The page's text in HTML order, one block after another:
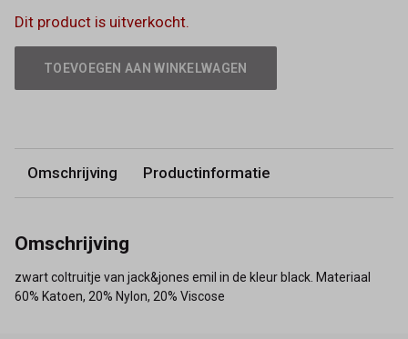
Dit product is uitverkocht.
TOEVOEGEN AAN WINKELWAGEN
Omschrijving Productinformatie
Omschrijving
zwart coltruitje van jack&jones emil in de kleur black. Materiaal
60% Katoen, 20% Nylon, 20% Viscose